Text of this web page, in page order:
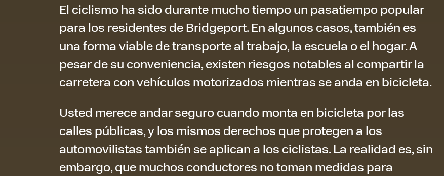
El ciclismo ha sido durante mucho tiempo un pasatiempo popular
para los residentes de Bridgeport. En algunos casos, también es
una forma viable de transporte al trabajo, la escuela o el hogar. A
pesar de su conveniencia, existen riesgos notables al compartir la
carretera con vehículos motorizados mientras se anda en bicicleta.
Usted merece andar seguro cuando monta en bicicleta por las
calles públicas, y los mismos derechos que protegen a los
automovilistas también se aplican a los ciclistas. La realidad es, sin
embargo, que muchos conductores no toman medidas para